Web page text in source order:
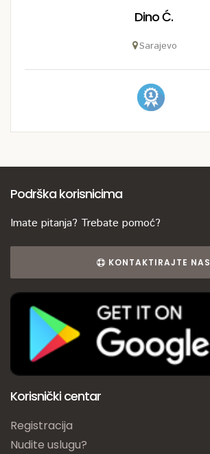
Dino Ć.
Sarajevo
Podrška korisnicima
Imate pitanja? Trebate pomoć?
KONTAKTIRAJTE NAS
Korisnički centar
Registracija
Nudite uslugu?